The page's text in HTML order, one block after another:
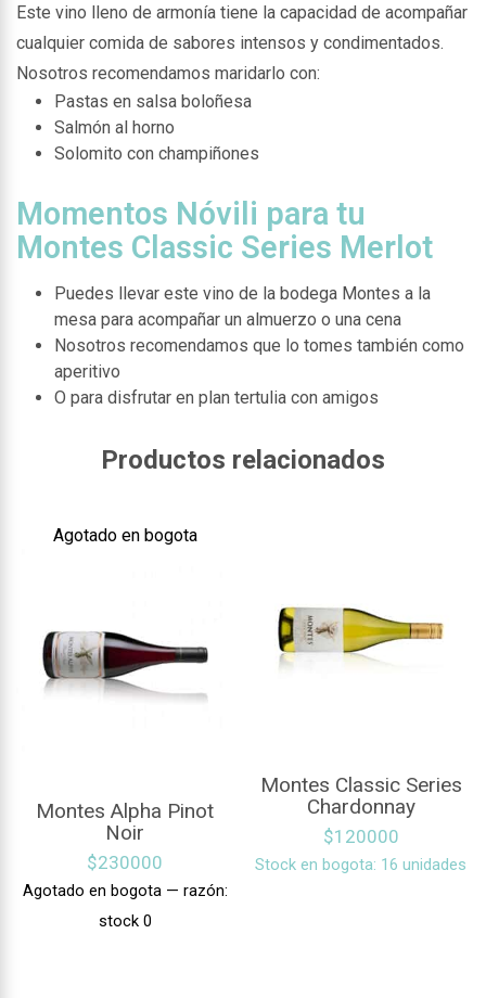
Este vino lleno de armonía tiene la capacidad de acompañar
cualquier comida de sabores intensos y condimentados.
Nosotros recomendamos maridarlo con:
Pastas en salsa boloñesa
Salmón al horno
Solomito con champiñones
Momentos Nóvili para tu
Montes Classic Series Merlot
Puedes llevar este vino de la bodega Montes a la
mesa para acompañar un almuerzo o una cena
Nosotros recomendamos que lo tomes también como
aperitivo
O para disfrutar en plan tertulia con amigos
Productos relacionados
Agotado en bogota
Montes Alpha Pinot
Noir
$230000
Agotado en bogota — razón:
stock 0
Montes Classic Series
Chardonnay
$120000
Stock en bogota: 16 unidades